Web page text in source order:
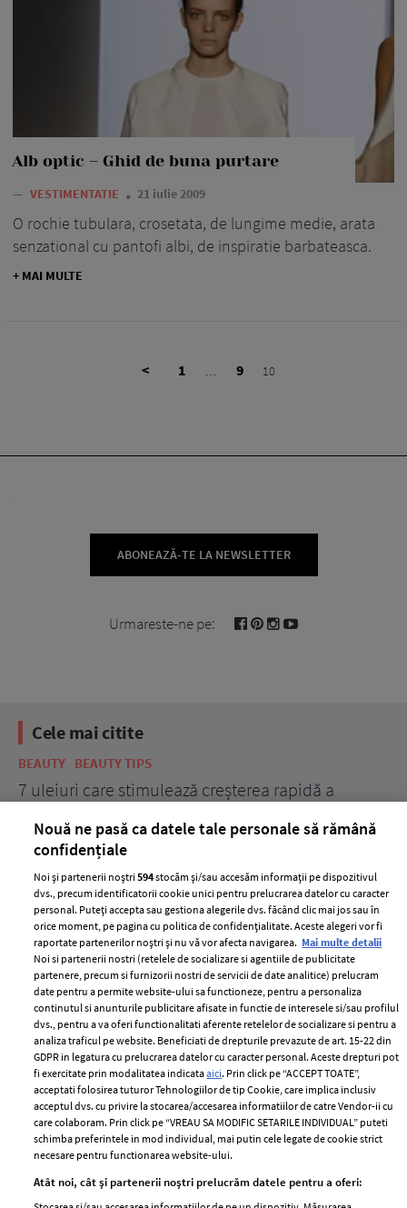
Alb optic – Ghid de buna purtare
— VESTIMENTATIE 21 iulie 2009
O rochie tubulara, crosetata, de lungime medie, arata
senzational cu pantofi albi, de inspiratie barbateasca.
+ MAI MULTE
< 1 9 10
ABONEAZĂ-TE LA NEWSLETTER
Urmareste-ne pe:
Cele mai citite
BEAUTY BEAUTY TIPS
7 uleiuri care stimulează creșterea rapidă a
ELLE Style Awards
2024
Despre ELLE
Romania
Contact
Abonamente
Termeni si conditii
Politica de
confidențialitate
Politica de cookies
Publicitate
GSP
femei
Nouă ne pasă ca datele tale personale să rămână
confidențiale
Noi și partenerii noștri594stocăm și/sau accesăm informații pe dispozitivul
dvs., precum identificatorii cookie unici pentru prelucrarea datelor cu caracter
personal. Puteți accepta sau gestiona alegerile dvs. făcând clic mai jos sau în
orice moment, pe pagina cu politica de confidențialitate. Aceste alegeri vor fi
raportate partenerilor noștri și nu vă vor afecta navigarea. Mai multe detalii
Noi si partenerii nostri (retelele de socializare si agentiile de publicitate
partenere, precum si furnizorii nostri de servicii de date analitice) prelucram
date pentru a permite website-ului sa functioneze, pentru a personaliza
continutul si anunturile publicitare afisate in functie de interesele si/sau profilul
dvs., pentru a va oferi functionalitati aferente retelelor de socializare si pentru a
analiza traficul pe website. Beneficiati de drepturile prevazute de art. 15-22 din
GDPR in legatura cu prelucrarea datelor cu caracter personal. Aceste drepturi pot
fi exercitate prin modalitatea indicataaici. Prin click pe “ACCEPT TOATE”,
acceptati folosirea tuturor Tehnologiilor de tip Cookie, care implica inclusiv
acceptul dvs. cu privire la stocarea/accesarea informatiilor de catre Vendor-ii cu
care colaboram. Prin click pe “VREAU SA MODIFIC SETARILE INDIVIDUAL” puteti
schimba preferintele in mod individual, mai putin cele legate de cookie strict
necesare pentru functionarea website-ului.
Atât noi, cât și partenerii noștri prelucrăm datele pentru a oferi: